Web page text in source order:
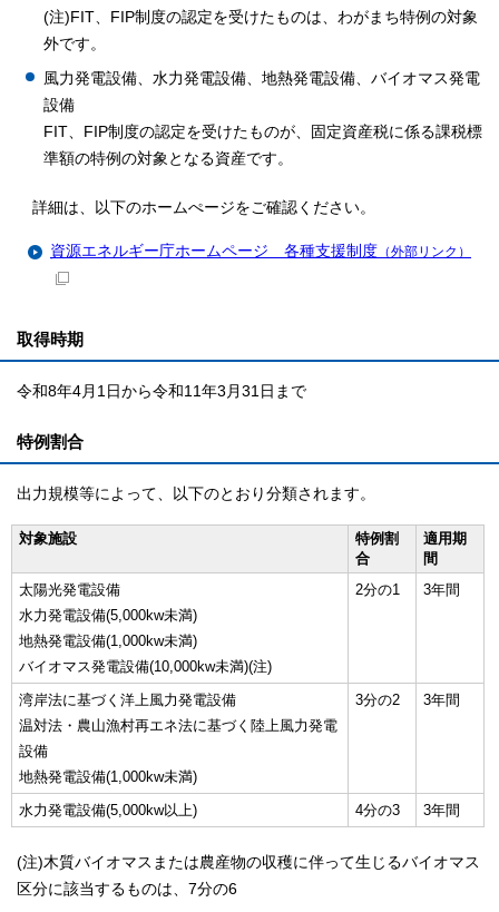
(注)FIT、FIP制度の認定を受けたものは、わがまち特例の対象
外です。
風力発電設備、水力発電設備、地熱発電設備、バイオマス発電
設備
FIT、FIP制度の認定を受けたものが、固定資産税に係る課税標
準額の特例の対象となる資産です。
詳細は、以下のホームぺージをご確認ください。
資源エネルギー庁ホームページ 各種支援制度 （外部リンク）
取得時期
令和8年4月1日から令和11年3月31日まで
特例割合
出力規模等によって、以下のとおり分類されます。
対象施設
特例割
合
適用期
間
太陽光発電設備
水力発電設備(5,000kw未満)
地熱発電設備(1,000kw未満)
バイオマス発電設備(10,000kw未満)(注)
2分の1 3年間
湾岸法に基づく洋上風力発電設備
温対法・農山漁村再エネ法に基づく陸上風力発電
設備
地熱発電設備(1,000kw未満)
3分の2 3年間
水力発電設備(5,000kw以上) 4分の3 3年間
(注)木質バイオマスまたは農産物の収穫に伴って生じるバイオマス
区分に該当するものは、7分の6